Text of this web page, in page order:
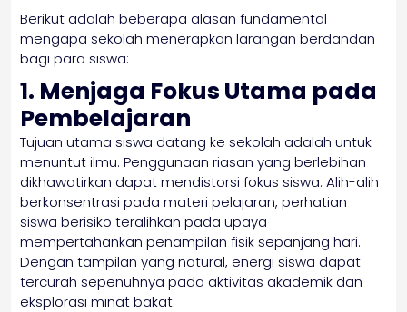
Berikut adalah beberapa alasan fundamental
mengapa sekolah menerapkan larangan berdandan
bagi para siswa:
1. Menjaga Fokus Utama pada
Pembelajaran
Tujuan utama siswa datang ke sekolah adalah untuk
menuntut ilmu. Penggunaan riasan yang berlebihan
dikhawatirkan dapat mendistorsi fokus siswa. Alih-alih
berkonsentrasi pada materi pelajaran, perhatian
siswa berisiko teralihkan pada upaya
mempertahankan penampilan fisik sepanjang hari.
Dengan tampilan yang natural, energi siswa dapat
tercurah sepenuhnya pada aktivitas akademik dan
eksplorasi minat bakat.